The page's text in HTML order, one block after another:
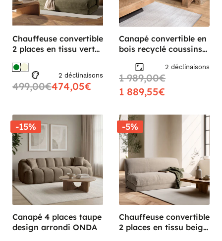
Chauffeuse convertible
2 places en tissu vert
2 déclinaisons
499,00€474,05€
Canapé convertible en
bois recyclé coussins
2 déclinaisons
1 989,00€
1 889,55€
-15%
Canapé 4 places taupe
design arrondi ONDA
-5%
Chauffeuse convertible
2 places en tissu beige